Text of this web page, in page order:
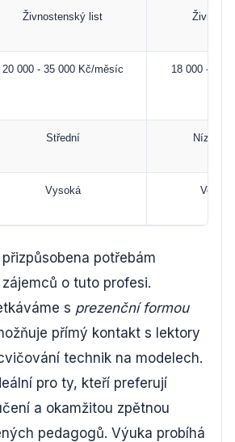
Živnostenský list
20 000 - 35 000 Kč/měsíc 18 000 - 30
Střední Nízká
Vysoká Velmi
potřebám
o tuto profesi.
s prezenční formou
přímý kontakt s lektory
technik na modelech.
pro ty, kteří preferují
a okamžitou zpětnou
pedagogů. Výuka probíhá